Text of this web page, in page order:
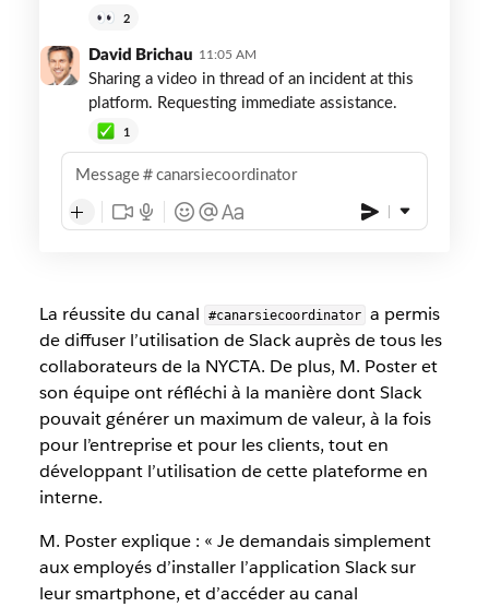
2
David Brichau 11:05 AM
Sharing a video in thread of an incident at this
platform. Requesting immediate assistance.
1
Message canarsiecoordinator
La réussite du canal #canarsiecoordinator a permis
de diffuser l’utilisation de Slack auprès de tous les
collaborateurs de la NYCTA. De plus, M. Poster et
son équipe ont réfléchi à la manière dont Slack
pouvait générer un maximum de valeur, à la fois
pour l’entreprise et pour les clients, tout en
développant l’utilisation de cette plateforme en
interne.
M. Poster explique : « Je demandais simplement
aux employés d’installer l’application Slack sur
leur smartphone, et d’accéder au canal